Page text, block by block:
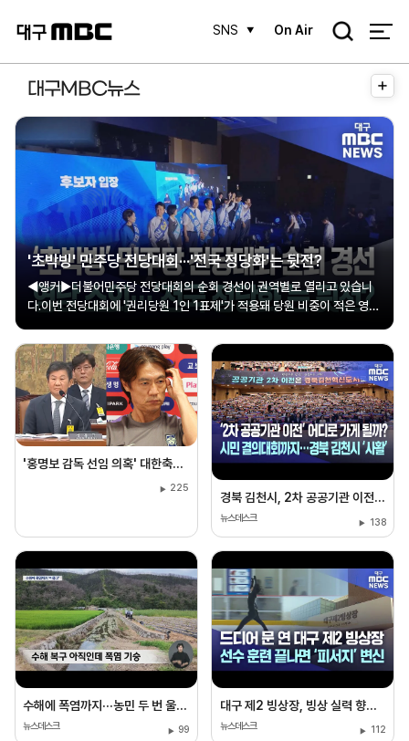
SNS On Air
검
대구MBC뉴스
'초박빙' 민주당 전당대회···'전국 정당화'는 뒷전?
◀앵커▶더불어민주당 전당대회의 순회 경선이 권역별로 열리고 있습니
다.이번 전당대회에 '권리당원 1인 1표제'가 적용돼 당원 비중이 적은 영남
'전국 정당화'보다 당권 주자들의 거친 공방만 오가는 양상입니다.조재한
기자가 보도합니다.◀기자▶8월...
'홍명보 감독 선임 의혹' 대한축구협회 본부 등 압수수색···"업무방해 혐의"
225
경북 김천시, 2차 공공기관 이전 유치에 '사활'
뉴스데스크 138
수해에 폭염까지···농민 두 번 울리는 여름
뉴스데스크 99
대구 제2 빙상장, 빙상 실력 향상 기대 속 피서지로도 인기
뉴스데스크 112
더
보
기